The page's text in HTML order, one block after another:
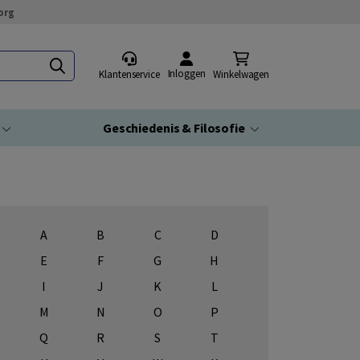
Klantenservice Inloggen Winkelwagen
Geschiedenis & Filosofie
A B C
D
E
F G
H
I
J K
L
M
N O
P
Q
R S
T